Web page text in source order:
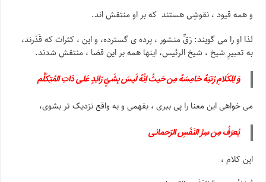
و همه قیود ، نقوشِی هستند که بر او منتقش اند.
لذا او را می گویند: رَقِّ منشور ، پرده ی گسترده، و این ، کثرات که قَدَرند،
به تعبیرِ شیخ ، شیخ الرئیس، اینها همه بر این قضا ، منتقش شدند‌.
وَ لِلکَلامِ رُتبَهٌ خامِسَهٌ مِن حَیثُ اِنَّهُ لَیسَ بِشَئٍ زائِدٍ عَلی ذاتِ المُتِکَلِّم
می خواهی این معنا را پی ببری ، بفهمی و به واقع نزدیک تر بشوی،
یُعرَفُ مِن سِرِّ النَفَسِ الرّحمانی
این کلام ،